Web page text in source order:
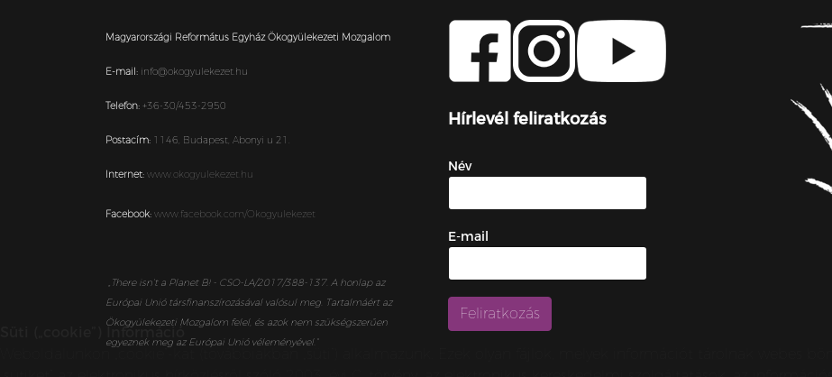
Magyarországi Református Egyház Ökogyülekezeti Mozgalom
E-mail: info@okogyulekezet.hu
Telefon: +36-30/453-2950
Postacím: 1146, Budapest, Abonyi u 21.
Internet: www.okogyulekezet.hu
Facebook: www.facebook.com/Okogyulekezet
„ There isn’t a Planet B! - CSO-LA/2017/388-137. A honlap az
Európai Unió társfinanszírozásával valósul meg. Tartalmáért az
Ökogyülekezeti Mozgalom felel, és azok nem szükségszerűen
egyeznek meg az Európai Unió véleményével.”
Hírlevél feliratkozás
Név
E-mail
Süti („cookie”) Információ